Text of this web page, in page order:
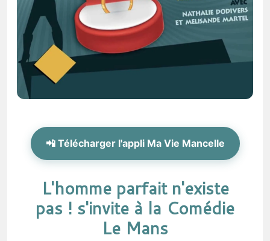
📲 Télécharger l'appli Ma Vie Mancelle
L'homme parfait n'existe
pas ! s'invite à la Comédie
Le Mans